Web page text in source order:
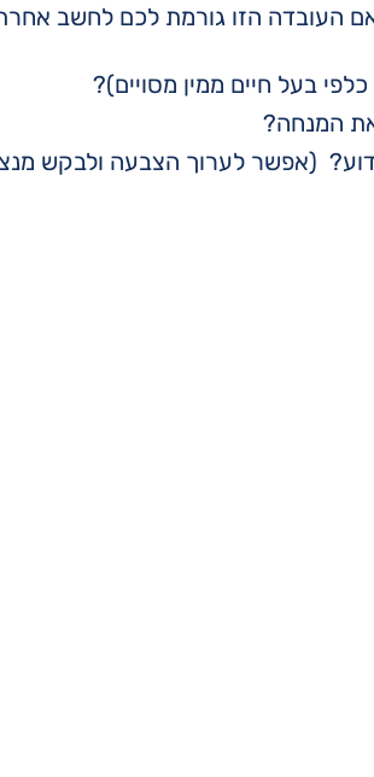
העובדה הזו גורמת לכם לחשב
בעל חיים ממין מסויים)?
המנחה?
(אפשר לערוך הצבעה ולבקש